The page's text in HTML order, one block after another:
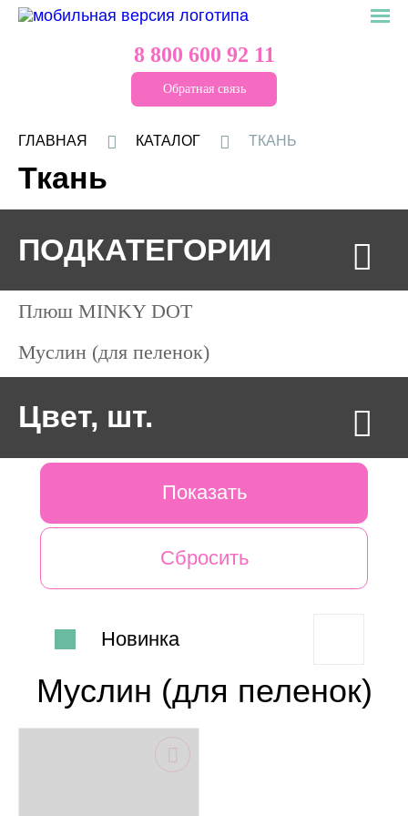
8 800 600 92 11
Обратная связь
ГЛАВНАЯ КАТАЛОГ ТКАНЬ
Ткань
ПОДКАТЕГОРИИ
Плюш MINKY DOT
Муслин (для пеленок)
Цвет, шт.
СЕРДЕЧКИ 130*145 СМ
ТРОПИКИ 120*100 СМ
Новинка
Муслин (для пеленок)